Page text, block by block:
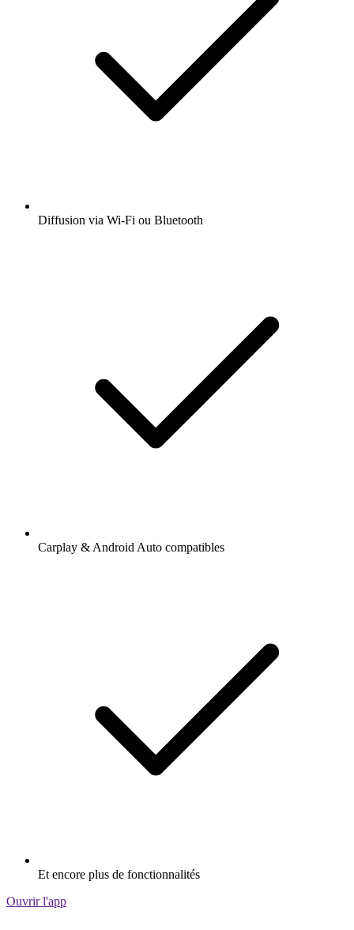
Diffusion via Wi-Fi ou Bluetooth
Carplay & Android Auto compatibles
Et encore plus de fonctionnalités
Ouvrir l'app